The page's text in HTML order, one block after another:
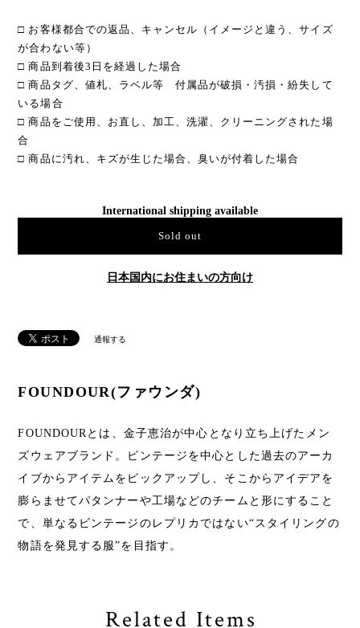
□ お客様都合での返品、キャンセル（イメージと違う、サイズ
が合わない等）
□ 商品到着後3日を経過した場合
□ 商品タグ、値札、ラベル等 付属品が破損・汚損・紛失して
いる場合
□ 商品をご使用、お直し、加工、洗濯、クリーニングされた場
合
□ 商品に汚れ、キズが生じた場合、臭いが付着した場合
International shipping available
Sold out
日本国内にお住まいの方向け
通報する
FOUNDOUR(ファウンダ)
FOUNDOURとは、金子恵治が中心となり立ち上げたメン
ズウェアブランド。ビンテージを中心とした過去のアーカ
イブからアイテムをピックアップし、そこからアイデアを
膨らませてパタンナーや工場などのチームと形にすること
で、単なるビンテージのレプリカではない“スタイリングの
物語を発見する服”を目指す。
Related Items